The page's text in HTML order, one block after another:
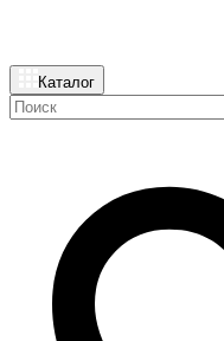
Каталог